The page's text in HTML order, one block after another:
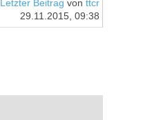
Letzter Beitrag von ttcr
29.11.2015, 09:38